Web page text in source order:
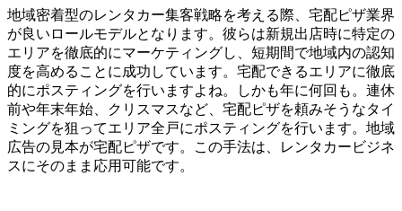
地域密着型のレンタカー集客戦略を考える際、宅配ピザ業界
が良いロールモデルとなります。彼らは新規出店時に特定の
エリアを徹底的にマーケティングし、短期間で地域内の認知
度を高めることに成功しています。宅配できるエリアに徹底
的にポスティングを行いますよね。しかも年に何回も。連休
前や年末年始、クリスマスなど、宅配ピザを頼みそうなタイ
ミングを狙ってエリア全戸にポスティングを行います。地域
広告の見本が宅配ピザです。この手法は、レンタカービジネ
スにそのまま応用可能です。